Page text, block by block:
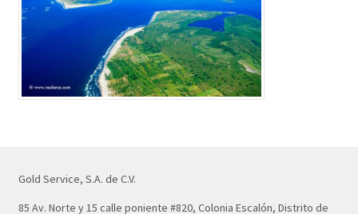
Gold Service, S.A. de C.V.
85 Av. Norte y 15 calle poniente #820, Colonia Escalón, Distrito de